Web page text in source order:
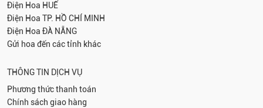
Điện Hoa HUẾ
Điện Hoa TP. HỒ CHÍ MINH
Điện Hoa ĐÀ NẴNG
Gửi hoa đến các tỉnh khác
THÔNG TIN DỊCH VỤ
Phương thức thanh toán
Chính sách giao hàng